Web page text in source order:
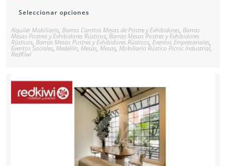
Seleccionar opciones
Alquiler Mobiliario,Barras Carritos Mesas de Postre y Exhibidores,Barras
Mesas Postres y Exhibidores Rústicos,Barras Mesas Postres y Exhibidores
Rústicos,Barras Mesas Postres y Exhibidores Rústicos,Eventos Empresariales,
Eventos Sociales,Medellín,Mesas,Mesas,Mobiliario Rústico Picnic Industrial,
RedKiwi